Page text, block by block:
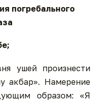
погребального
ушей произнести
акбар». Намерение
образом: «Я